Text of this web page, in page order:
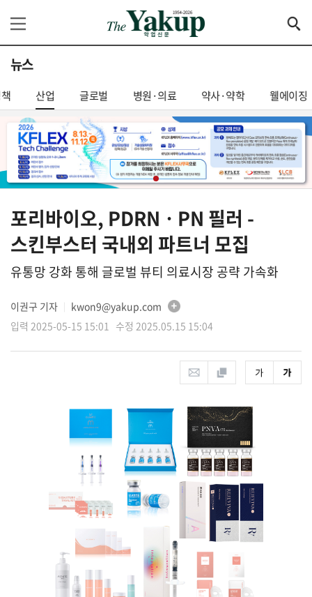
뉴스
산업 글로벌 병원·의료 약사·약학 웰에이징
포리바이오, PDRNㆍPN 필러 -
스킨부스터 국내외 파트너 모집
유통망 강화 통해 글로벌 뷰티 의료시장 공략 가속화
이권구 기자
kwon9@yakup.com
입력 2025-05-15 15:01 수정 2025.05.15 15:04